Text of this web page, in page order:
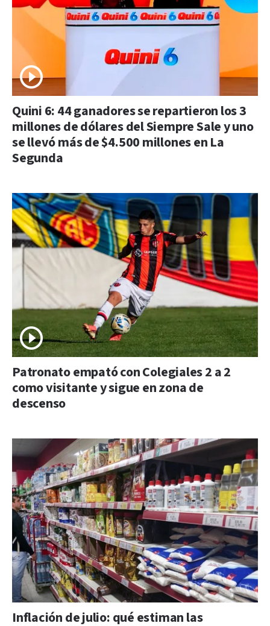
Quini 6: 44 ganadores se repartieron los 3
millones de dólares del Siempre Sale y uno
se llevó más de $4.500 millones en La
Segunda
Patronato empató con Colegiales 2 a 2
como visitante y sigue en zona de
descenso
Inflación de julio: qué estiman las